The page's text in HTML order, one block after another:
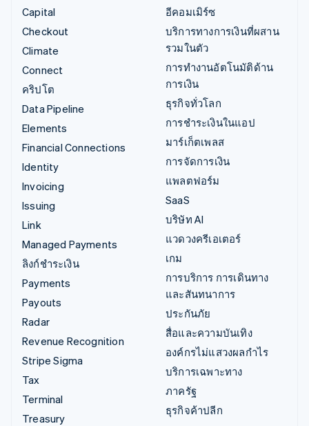
Capital
Checkout
Climate
Connect
คริปโต
Data Pipeline
Elements
Financial Connections
Identity
Invoicing
Issuing
Link
Managed Payments
ลิงก์ชำระเงิน
Payments
Payouts
Radar
Revenue Recognition
Stripe Sigma
Tax
Terminal
Treasury
อีคอมเมิร์ซ
บริการทางการเงินที่ผสาน
รวมในตัว
การทำงานอัตโนมัติด้าน
การเงิน
ธุรกิจทั่วโลก
การชำระเงินในแอป
มาร์เก็ตเพลส
การจัดการเงิน
แพลตฟอร์ม
SaaS
บริษัท AI
แวดวงครีเอเตอร์
เกม
การบริการ การเดินทาง
และสันทนาการ
ประกันภัย
สื่อและความบันเทิง
องค์กรไม่แสวงผลกำไร
บริการเฉพาะทาง
ภาครัฐ
ธุรกิจค้าปลีก